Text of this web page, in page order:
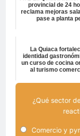
provincial de 24
reclama mejoras
pase a planta
La Quiaca
identidad
un curso de cocina
al turismo
¿Qué sector
Comercio y